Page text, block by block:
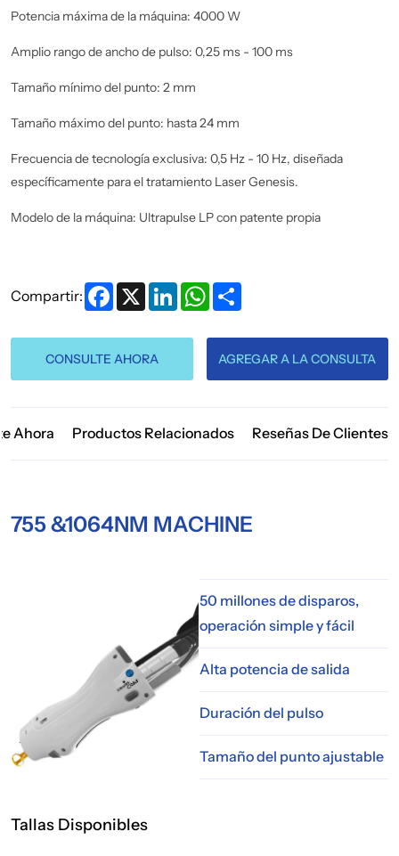
Potencia máxima de la máquina: 4000 W
Amplio rango de ancho de pulso: 0,25 ms - 100 ms
Tamaño mínimo del punto: 2 mm
Tamaño máximo del punto: hasta 24 mm
Frecuencia de tecnología exclusiva: 0,5 Hz - 10 Hz, diseñada
específicamente para el tratamiento Laser Genesis.
Modelo de la máquina: Ultrapulse LP con patente propia
Compartir: Facebook
X LinkedInWhatsApp
CONSULTE AHORA AGREGAR A LA CONSULTA
Ahora Productos Relacionados Reseñas De Clientes
755 &1064NM MACHINE
50 millones de disparos,
operación simple y fácil
Alta potencia de salida
Duración del pulso
Tamaño del punto ajustable
Tallas Disponibles